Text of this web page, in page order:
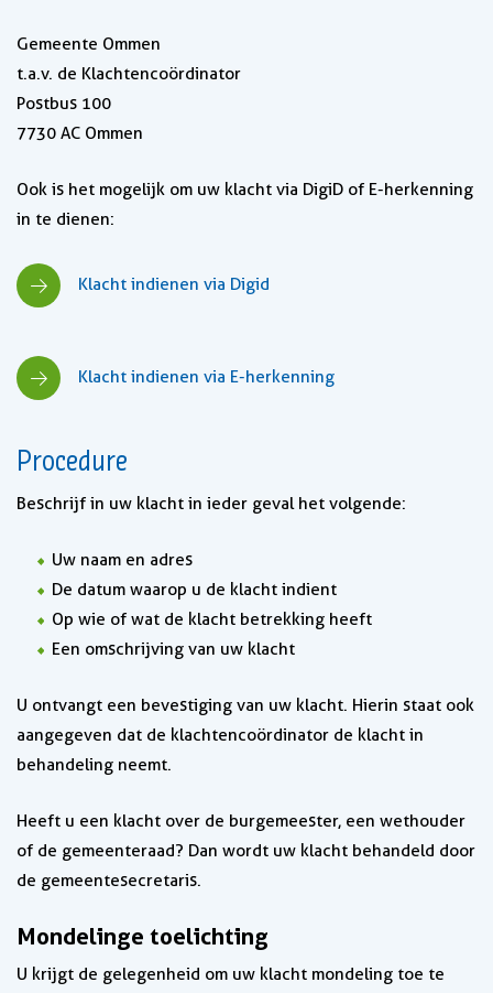
Gemeente Ommen
t.a.v. de Klachtencoördinator
Postbus 100
7730 AC Ommen
Ook is het mogelijk om uw klacht via DigiD of E-herkenning
in te dienen:
Klacht indienen via Digid
Klacht indienen via E-herkenning
Procedure
Beschrijf in uw klacht in ieder geval het volgende:
Uw naam en adres
De datum waarop u de klacht indient
Op wie of wat de klacht betrekking heeft
Een omschrijving van uw klacht
U ontvangt een bevestiging van uw klacht. Hierin staat ook
aangegeven dat de klachtencoördinator de klacht in
behandeling neemt.
Heeft u een klacht over de burgemeester, een wethouder
of de gemeenteraad? Dan wordt uw klacht behandeld door
de gemeentesecretaris.
Mondelinge toelichting
U krijgt de gelegenheid om uw klacht mondeling toe te